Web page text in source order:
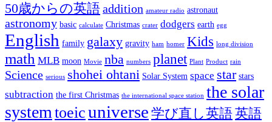
50歳からの英語addition amateur radio astronaut
astronomy basic calculate Christmas crater dodgers earth egg
English family galaxy gravity ham homer Kids long division
math MLB moon Movie nba numbers planet Plant Product rain
Science serious shohei ohtani Solar System space star stars
subtraction the first Christmas the international space station the solar
system toeicuniverse 学び直し英語英語